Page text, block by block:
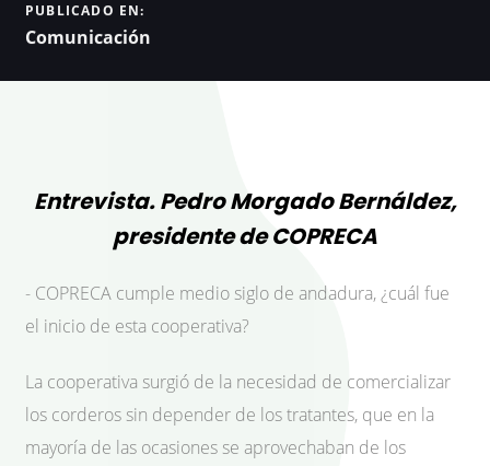
PUBLICADO EN:
Comunicación
Entrevista. Pedro Morgado Bernáldez,
presidente de COPRECA
- COPRECA cumple medio siglo de andadura, ¿cuál fue
el inicio de esta cooperativa?
La cooperativa surgió de la necesidad de comercializar
los corderos sin depender de los tratantes, que en la
mayoría de las ocasiones se aprovechaban de los